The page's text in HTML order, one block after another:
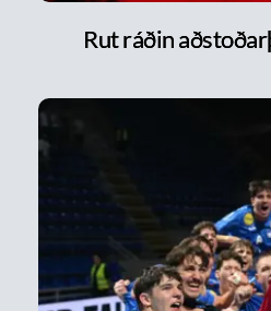
Rut ráðin